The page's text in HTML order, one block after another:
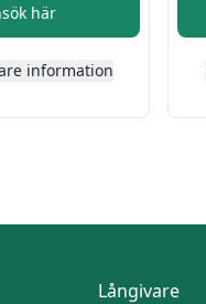
här
information
Långivare